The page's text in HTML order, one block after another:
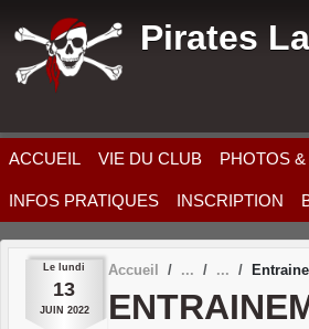
Pirates
ACCUEIL VIE DU CLUB PHOTOS
INFOS PRATIQUES INSCRIPTION
Le lundi
13
JUIN 2022
Accueil